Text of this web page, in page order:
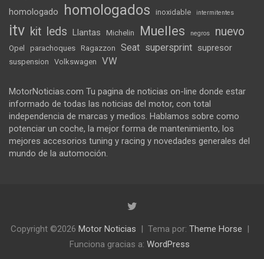
homologado homologados inoxidable intermitentes
itv kit leds Llantas Michelin Muelles negros nuevo
Opel parachoques Ragazzon Seat supersprint supresor
suspension Volkswagen VW
MotorNoticias.com Tu pagina de noticias on-line donde estar
informado de todas las noticias del motor, con total
independencia de marcas y medios. Hablamos sobre como
potenciar un coche, la mejor forma de mantenimiento, los
mejores accesorios tuning y racing y novedades generales del
mundo de la automoción.
Copyright ©2026 Motor Noticias Tema por: Theme Horse
Funciona gracias a: WordPress